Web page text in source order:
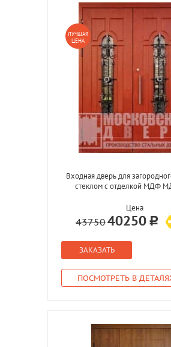
ЛУЧШАЯ
ЦЕНА
Входная дверь для
стеклом с отделкой МДФ
Цена
4375040250
ЗАКАЗАТЬ
ПОСМОТРЕТЬ В